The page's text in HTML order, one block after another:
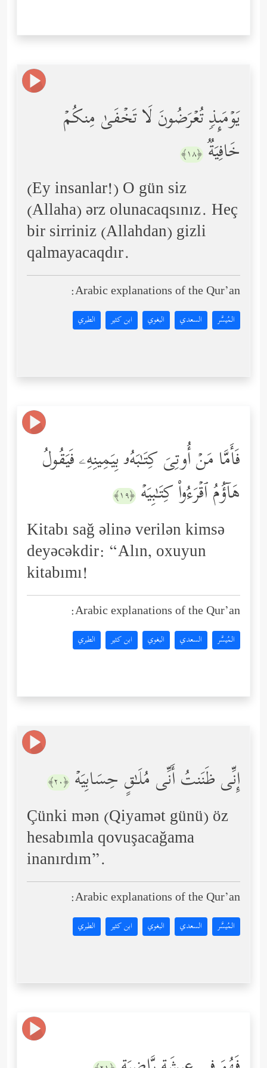
یَوۡمَىِٕذࣲ تُعۡرَضُونَ لَا تَخۡفَىٰ مِنكُمۡ
خَافِیَةࣱ ﴿١٨﴾
(Ey insanlar!) O gün siz
(Allaha) ərz olunacaqsınız. Heç
bir sirriniz (Allahdan) gizli
qalmayacaqdır.
Arabic explanations of the Qur’an:
المُيسَّر السعدي البغوي ابن كثير الطبري
فَأَمَّا مَنۡ أُوتِیَ كِتَـٰبَهُۥ بِیَمِینِهِۦ فَیَقُولُ
هَاۤؤُمُ ٱقۡرَءُواْ كِتَـٰبِیَهۡ ﴿١٩﴾
Kitabı sağ əlinə verilən kimsə
deyəcəkdir: “Alın, oxuyun
kitabımı!
Arabic explanations of the Qur’an:
المُيسَّر السعدي البغوي ابن كثير الطبري
إِنِّی ظَنَنتُ أَنِّی مُلَـٰقٍ حِسَابِیَهۡ ﴿٢٠﴾
Çünki mən (Qiyamət günü) öz
hesabımla qovuşacağama
inanırdım”.
Arabic explanations of the Qur’an:
المُيسَّر السعدي البغوي ابن كثير الطبري